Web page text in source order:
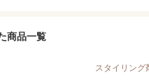
商品一覧
スタイリング